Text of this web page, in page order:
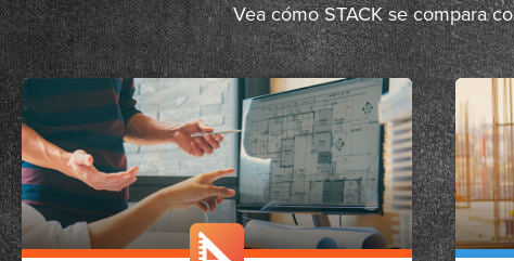
Vea cómo STACK se compara